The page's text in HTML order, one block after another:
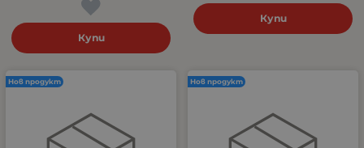
Купи
Купи
Нов продукт Нов продукт